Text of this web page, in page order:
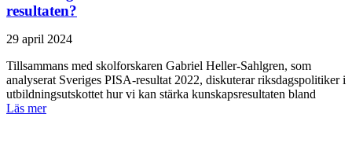
resultaten?
29 april 2024
Tillsammans med skolforskaren Gabriel Heller-Sahlgren, som
analyserat Sveriges PISA-resultat 2022, diskuterar riksdagspolitiker i
utbildningsutskottet hur vi kan stärka kunskapsresultaten bland
Läs mer